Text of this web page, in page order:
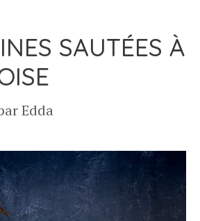
SAUTÉES À
Edda